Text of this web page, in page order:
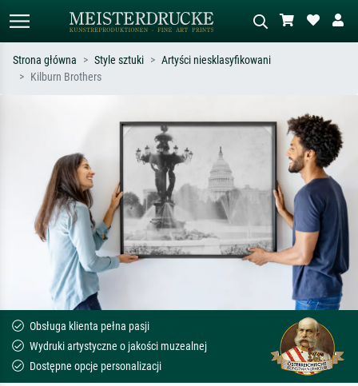
Monet, Gwiaździsta noc,
impresjonizm, fala Hokusaia, akt.
Opisz scenę – np. zielona łąka,
abstrakcja z czerwienią, ciemny olej,
stojący akt obok drzewa.
Strona główna Style sztuki
Artyści niesklasyfikowani
Kilburn Brothers
Obsługa klienta pełna pasji
Wydruki artystyczne o jakości muzealnej
Dostępne opcje personalizacji